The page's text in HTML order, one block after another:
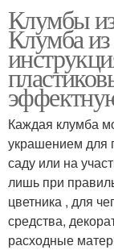
Клумбы
Клумба
Каждая клумба
украшением для
саду или на
лишь при
цветника , для
средства,
расходные